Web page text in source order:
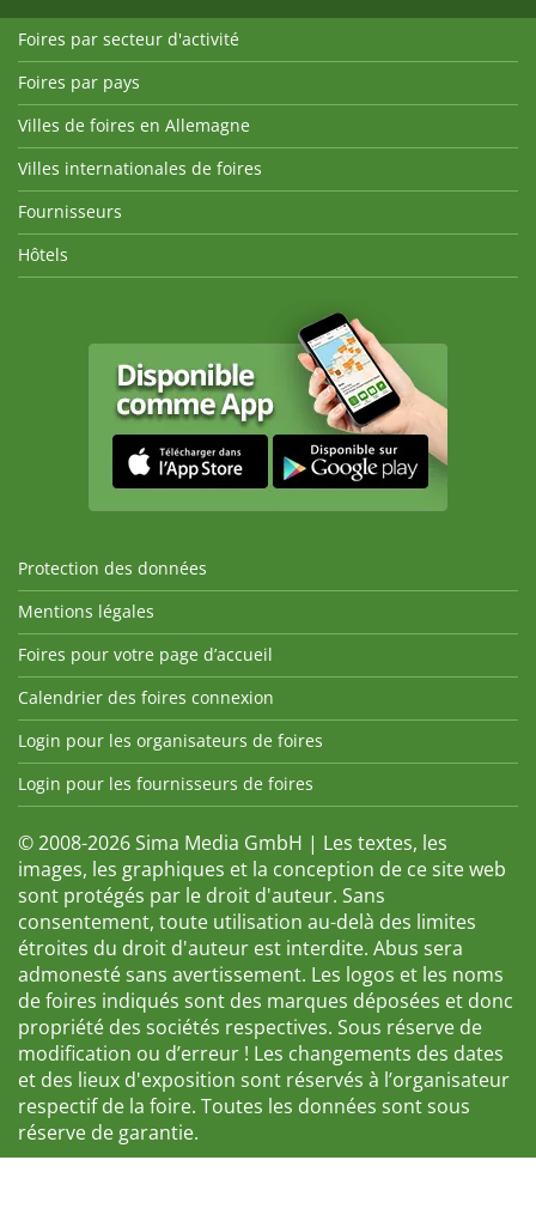
Foires par secteur d'activité
Foires par pays
Villes de foires en Allemagne
Villes internationales de foires
Fournisseurs
Hôtels
Protection des données
Mentions légales
Foires pour votre page d’accueil
Calendrier des foires connexion
Login pour les organisateurs de foires
Login pour les fournisseurs de foires
© 2008-2026 Sima Media GmbH | Les textes, les
images, les graphiques et la conception de ce site web
sont protégés par le droit d'auteur. Sans
consentement, toute utilisation au-delà des limites
étroites du droit d'auteur est interdite. Abus sera
admonesté sans avertissement. Les logos et les noms
de foires indiqués sont des marques déposées et donc
propriété des sociétés respectives. Sous réserve de
modification ou d’erreur ! Les changements des dates
et des lieux d'exposition sont réservés à l’organisateur
respectif de la foire. Toutes les données sont sous
réserve de garantie.